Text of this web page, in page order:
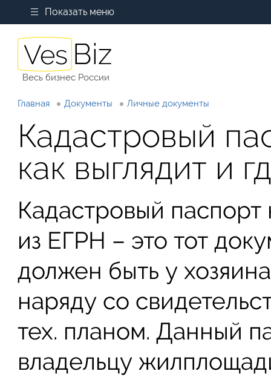
Показать меню
Весь бизнес России
Главная Документы Личные документы
Кадастровый
как выглядит и
Кадастровый паспорт
из ЕГРН – это тот
должен быть у
наряду со
тех. планом. Данный
владельцу